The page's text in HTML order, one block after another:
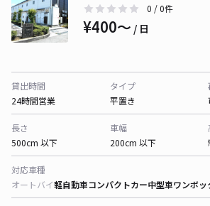
0 / 0件
¥400〜 / 日
貸出時間
24時間営業
タイプ
平置き
長さ
500cm 以下
車幅
200cm 以下
対応車種
オートバイ軽自動車コンパクトカー中型車ワンボッ